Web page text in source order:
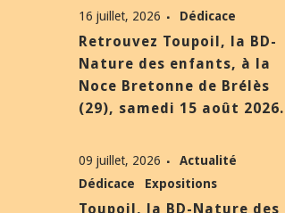
16 juillet, 2026 Dédicace
Retrouvez Toupoil, la BD-
Nature des enfants, à la
Noce Bretonne de Brélès
(29), samedi 15 août 2026.
09 juillet, 2026
Actualité
Dédicace
Expositions
Toupoil, la BD-Nature des